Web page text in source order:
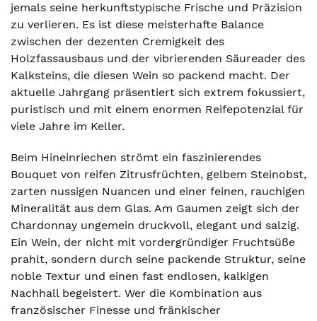
jemals seine herkunftstypische Frische und Präzision
zu verlieren. Es ist diese meisterhafte Balance
zwischen der dezenten Cremigkeit des
Holzfassausbaus und der vibrierenden Säureader des
Kalksteins, die diesen Wein so packend macht. Der
aktuelle Jahrgang präsentiert sich extrem fokussiert,
puristisch und mit einem enormen Reifepotenzial für
viele Jahre im Keller.
Beim Hineinriechen strömt ein faszinierendes
Bouquet von reifen Zitrusfrüchten, gelbem Steinobst,
zarten nussigen Nuancen und einer feinen, rauchigen
Mineralität aus dem Glas. Am Gaumen zeigt sich der
Chardonnay ungemein druckvoll, elegant und salzig.
Ein Wein, der nicht mit vordergründiger Fruchtsüße
prahlt, sondern durch seine packende Struktur, seine
noble Textur und einen fast endlosen, kalkigen
Nachhall begeistert. Wer die Kombination aus
französischer Finesse und fränkischer